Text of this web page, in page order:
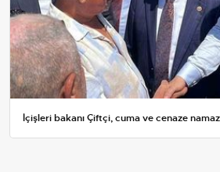
İçişleri bakanı Çiftçi, cuma ve cenaze